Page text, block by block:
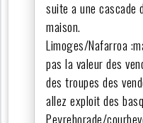
suite a une cascade
maison.
Limoges/Nafarroa
pas la valeur des
des troupes des
allez exploit des
Peyrehorade/